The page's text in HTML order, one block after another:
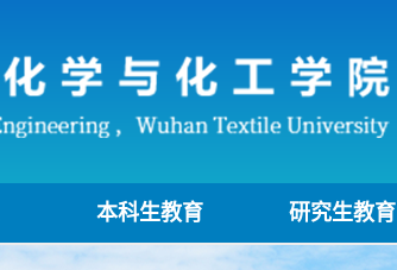
本科生教育 研究生教育